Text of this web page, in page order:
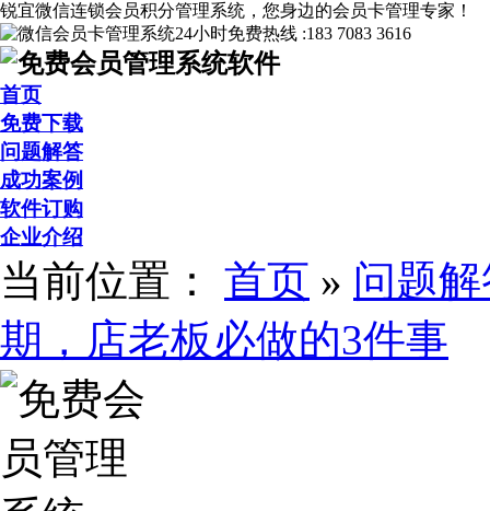
锐宜微信连锁会员积分管理系统，您身边的会员卡管理专家！
24小时免费热线 :183 7083 3616
首页
免费下载
问题解答
成功案例
软件订购
企业介绍
当前位置： 首页 » 问题
期，店老板必做的3件事